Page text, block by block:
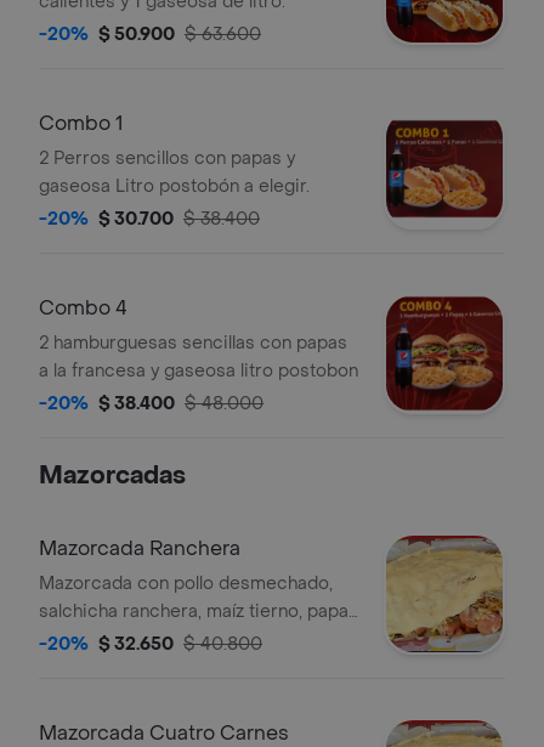
-20% $ 50.900 $ 63.600
Combo 1
2 Perros sencillos con papas y
gaseosa Litro postobón a elegir.
-20% $ 30.700 $ 38.400
Combo 4
2 hamburguesas sencillas con papas
a la francesa y gaseosa litro postobon
-20% $ 38.400 $ 48.000
Mazorcadas
Mazorcada Ranchera
Mazorcada con pollo desmechado,
salchicha ranchera, maíz tierno, papas
a la francesa, lechuga, ripio y queso
-20% $ 32.650 $ 40.800
Mazorcada Cuatro Carnes